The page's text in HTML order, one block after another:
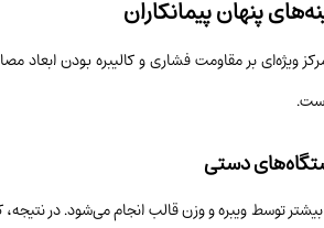
ویژه‌ای بر مقاومت فشاری و کالیبره بودن ابعاد
دستی
توسط ویبره و وزن قالب انجام می‌شود. در نتیجه،